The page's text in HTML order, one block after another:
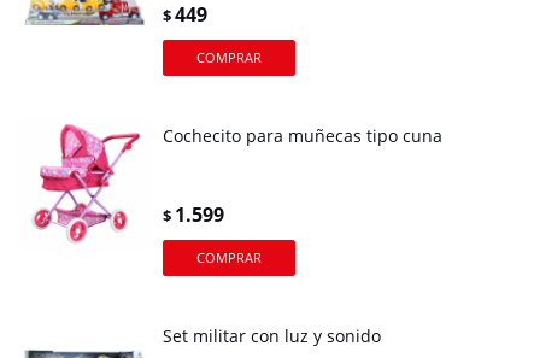
$449
Cochecito para muñecas tipo cuna
$ 1.599
Set militar con luz y sonido